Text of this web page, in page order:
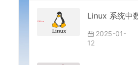
2025-01-
12